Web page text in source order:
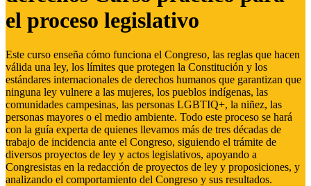
el proceso legislativo
Este curso enseña cómo funciona el Congreso, las reglas que hacen
válida una ley, los límites que protegen la Constitución y los
estándares internacionales de derechos humanos que garantizan que
ninguna ley vulnere a las mujeres, los pueblos indígenas, las
comunidades campesinas, las personas LGBTIQ+, la niñez, las
personas mayores o el medio ambiente. Todo este proceso se hará
con la guía experta de quienes llevamos más de tres décadas de
trabajo de incidencia ante el Congreso, siguiendo el trámite de
diversos proyectos de ley y actos legislativos, apoyando a
Congresistas en la redacción de proyectos de ley y proposiciones, y
analizando el comportamiento del Congreso y sus resultados.